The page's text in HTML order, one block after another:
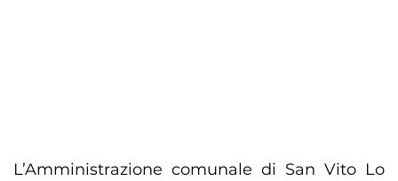
L’Amministrazione comunale di San Vito Lo